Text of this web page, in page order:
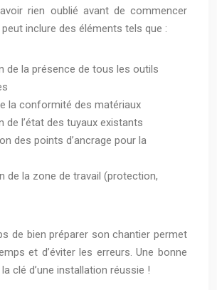
rien oublié avant de commencer
peut inclure des éléments tels que :
de la présence de tous les outils
la conformité des matériaux
de l’état des tuyaux existants
des points d’ancrage pour la
de la zone de travail (protection,
de bien préparer son chantier permet
et d’éviter les erreurs. Une bonne
clé d’une installation réussie !